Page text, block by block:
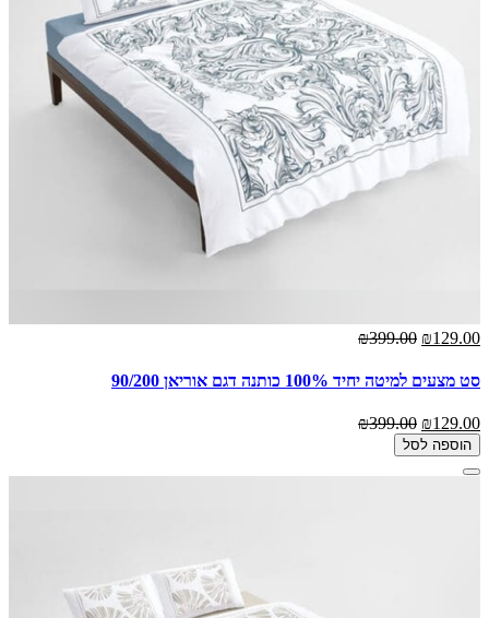
₪129.00
₪399.00
סט מצעים למיטה יחיד 100% כותנה דגם אוריאן 90/200
₪129.00
₪399.00
הוספה לסל